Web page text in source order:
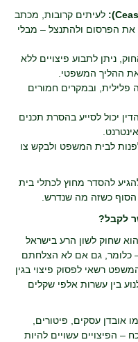
לעיתים קרובות, מכתב
את הפרסום ולהתנצל – מבלי
ניתן לתבוע פיצויים ללא
ההליך המשפטי.
פלילית, ובמקרים חמורים
יכול לסייע בהסרת תכנים
לבית המשפט ולבקש צו
להסדר מחוץ לכתלי בית
כשזה מה שנדרש.
לקבל?
שחוק לשון הרע בישראל
כלומר, גם אם לא הצלחתם
רשאי לפסוק פיצוי בגין
בין עשרות אלפי שקלים
אובדן עסקים, פיטורים,
– הפיצויים עשויים להיות